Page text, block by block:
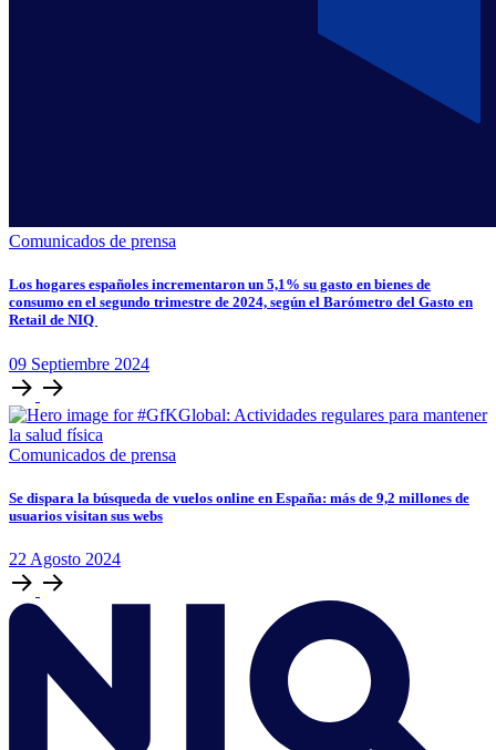
Comunicados de prensa
Los hogares españoles incrementaron un 5,1% su gasto en bienes de
consumo en el segundo trimestre de 2024, según el Barómetro del Gasto en
Retail de NIQ
09 Septiembre 2024
Comunicados de prensa
Se dispara la búsqueda de vuelos online en España: más de 9,2 millones de
usuarios visitan sus webs
22 Agosto 2024